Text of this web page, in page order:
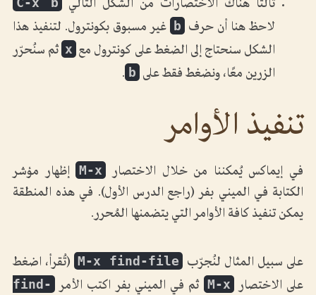
ثالثًا هناك الاختصارات من الشكل التالي
لاحظ هنا أن حرف b غير مسبوق بكونترول. لتنفيذ هذا
الشكل سنحتاج إلى الضغط على كونترول مع x ثم سنُحرّر
الزرين معًا، ونضغط فقط على b
.
تنفيذ الأوامر
في إيماكس يُمكننا من خلال الاختصار M-x إظهار مؤشر
الكتابة في الميني بفر (راجع الدرس الأول). في هذه المنطقة
يمكن تنفيذ كافة الأوامر التي يتضمنها المُحرر.
على سبيل المثال لنُجرّب M-x find-file (تُقرأ، اضغط
على الاختصار M-x ثم في الميني بفر اكتب الأمر
find-